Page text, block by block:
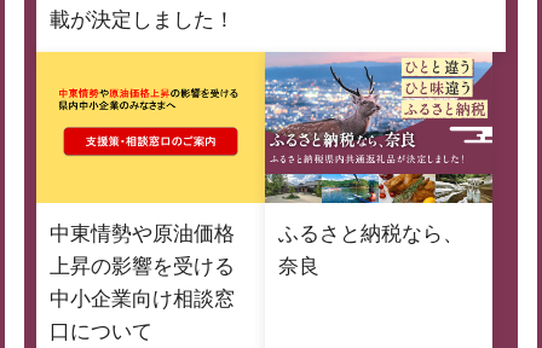
載が決定しました！
中東情勢や原油価格
上昇の影響を受ける
中小企業向け相談窓
口について
ふるさと納税なら、
奈良